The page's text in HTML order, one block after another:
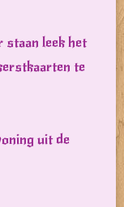
staan leek het
te
uit de